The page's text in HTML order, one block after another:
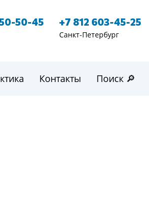
50-45 +7 812 603-45-25
Санкт-Петербург
Контакты Поиск 🔎